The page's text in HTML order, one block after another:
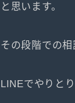
と思います。
その段階での相
LINEでやりと